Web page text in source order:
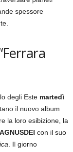
spessore
degli Este martedì
il nuovo album
la loro esibizione, la
con il suo
. Il giorno